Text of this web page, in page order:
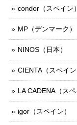
condor（スペイン）
MP（デンマーク）
NINOS（日本）
CIENTA（スペイン
LA CADENA（スペ
igor（スペイン）